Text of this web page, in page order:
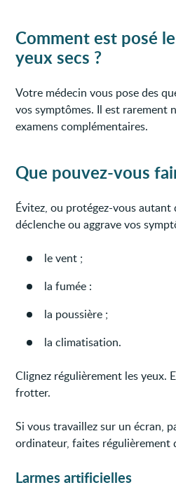
Comment est posé
yeux secs ?
Votre médecin vous pose des
vos symptômes. Il est rarement
examens complémentaires.
Que pouvez-vous
Évitez, ou protégez-vous autant
déclenche ou aggrave vos
le vent ;
la fumée :
la poussière ;
la climatisation.
Clignez régulièrement les yeux.
frotter.
Si vous travaillez sur un écran,
ordinateur, faites régulièrement
Larmes artificielles